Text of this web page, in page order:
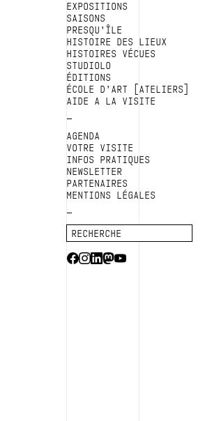
EXPOSITIONS
SAISONS
PRESQU’ÎLE
HISTOIRE DES LIEUX
HISTOIRES VÉCUES
STUDIOLO
ÉDITIONS
ÉCOLE D’ART [ATELIERS]
AIDE A LA VISITE
AGENDA
VOTRE VISITE
INFOS PRATIQUES
NEWSLETTER
PARTENAIRES
MENTIONS LÉGALES